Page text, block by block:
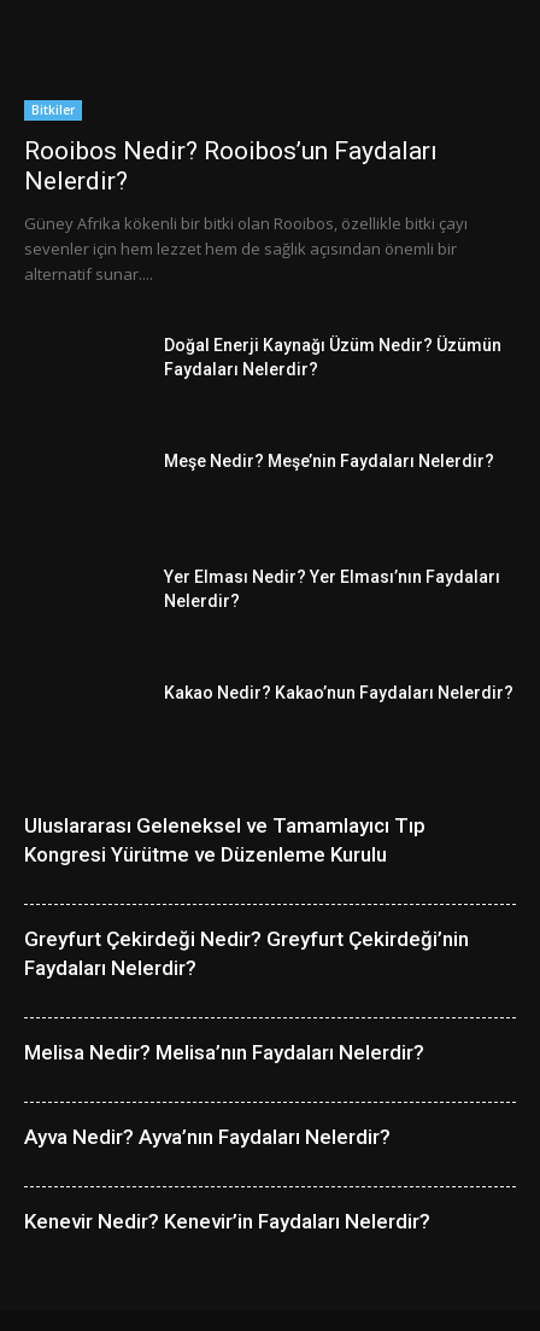
Bitkiler
Rooibos Nedir? Rooibos’un Faydaları
Nelerdir?
Güney Afrika kökenli bir bitki olan Rooibos, özellikle bitki çayı
sevenler için hem lezzet hem de sağlık açısından önemli bir
alternatif sunar....
Doğal Enerji Kaynağı Üzüm Nedir? Üzümün
Faydaları Nelerdir?
Meşe Nedir? Meşe’nin Faydaları Nelerdir?
Yer Elması Nedir? Yer Elması’nın Faydaları
Nelerdir?
Kakao Nedir? Kakao’nun Faydaları Nelerdir?
Uluslararası Geleneksel ve Tamamlayıcı Tıp
Kongresi Yürütme ve Düzenleme Kurulu
Greyfurt Çekirdeği Nedir? Greyfurt Çekirdeği’nin
Faydaları Nelerdir?
Melisa Nedir? Melisa’nın Faydaları Nelerdir?
Ayva Nedir? Ayva’nın Faydaları Nelerdir?
Kenevir Nedir? Kenevir’in Faydaları Nelerdir?